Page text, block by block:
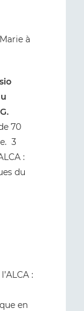
à
70
3
:
du
:
en